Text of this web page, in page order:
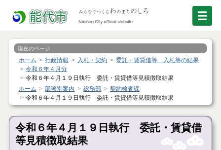
現在のページ
ホーム 行政情報 入札・契約
委託・賃貸借等 入札等の結果
令和６年４月分
令和６年４月１９日執行 委託・賃貸借等見積徴取結果
ホーム
部署別案内 総務部
契約検査課
令和６年４月１９日執行 委託・賃貸借等見積徴取結果
令和６年４月１９日執行 委託・賃貸借
等見積徴取結果